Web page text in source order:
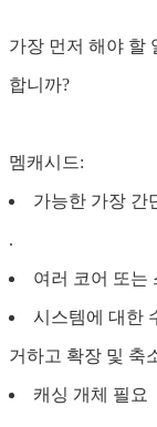
가장 먼저 해야 할
합니까?
멤캐시드:
가능한 가장 간
.
여러 코어 또는
시스템에 대한
거하고 확장 및 축
캐싱 개체 필요